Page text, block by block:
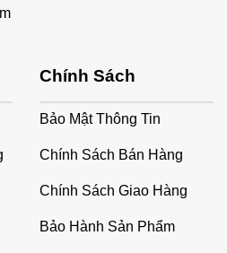
Chính Sách
Bảo Mật Thông Tin
Chính Sách Bán Hàng
Chính Sách Giao Hàng
Bảo Hành Sản Phẩm